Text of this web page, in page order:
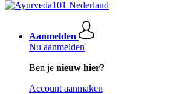
Aanmelden
Nu aanmelden
Ben je nieuw hier?
Account aanmaken